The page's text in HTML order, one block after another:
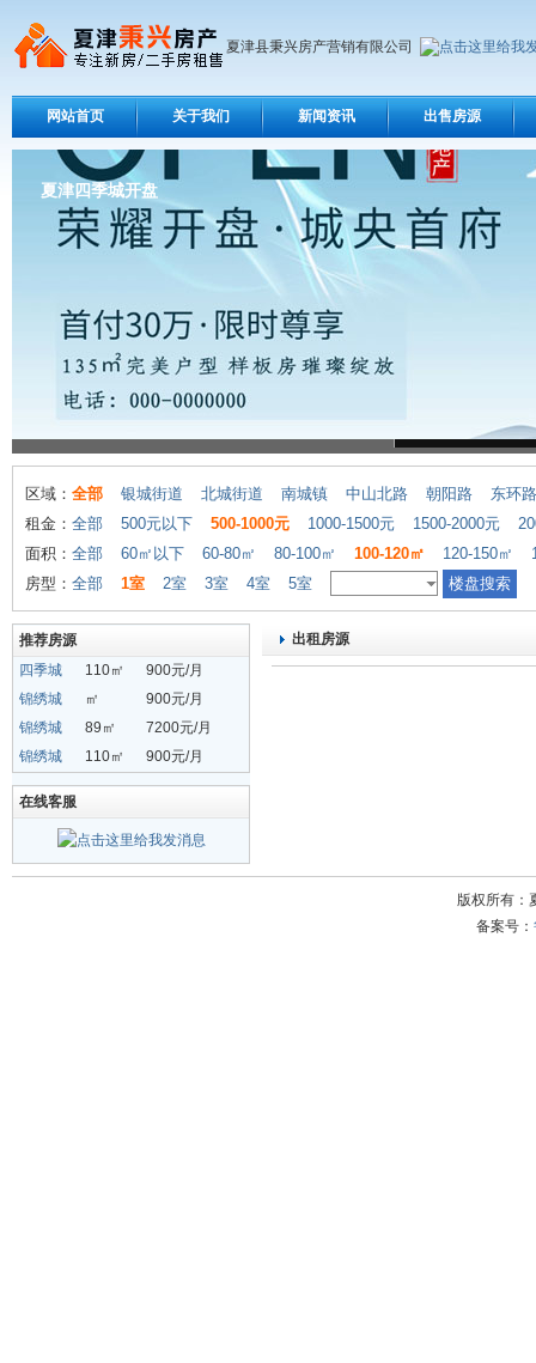
夏津县秉兴房产营销有限公司
网站首页 关于我们 新闻资讯 出售房源
夏津四季城开盘
区域： 全部 银城街道 北城街道 南城镇 中山北路 朝阳路
东环路
租金： 全部 500元以下 500-1000元 1000-1500元 1500-2000元
面积： 全部 60㎡以下 60-80㎡ 80-100㎡ 100-120㎡ 120-150㎡
房型： 全部 1室 2室 3室 4室 5室
推荐房源
四季城
110㎡
900元/月
锦绣城
㎡
900元/月
锦绣城
89㎡
7200元/月
锦绣城
110㎡ 900元/月
在线客服
出租房源
版权所有：
备案号：